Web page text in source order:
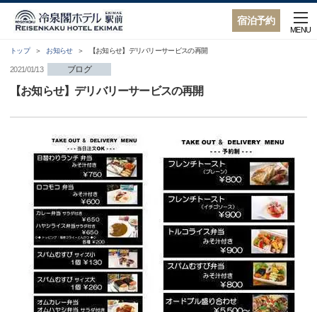
宿泊予約
MENU
トップ お知らせ 【お知らせ】デリバリーサービスの再開
2021/01/13 ブログ
【お知らせ】デリバリーサービスの再開